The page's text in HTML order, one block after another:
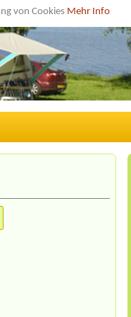
von Cookies Mehr Info